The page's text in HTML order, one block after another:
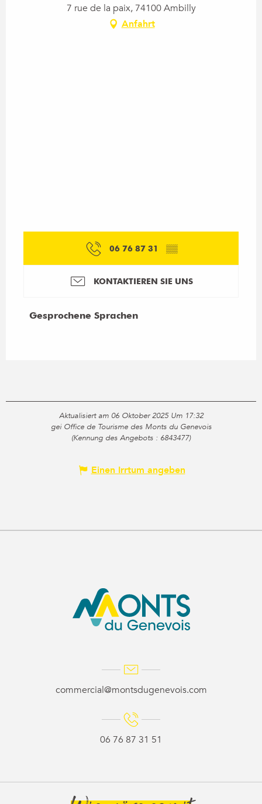
7 rue de la paix, 74100 Ambilly
Anfahrt
06 76 87 31 ▒▒
KONTAKTIEREN SIE UNS
Gesprochene Sprachen
Gesprochene Sprachen
Aktualisiert am 06 Oktober 2025 Um 17:32
gei Office de Tourisme des Monts du Genevois
(Kennung des Angebots : 6843477)
Einen Irrtum angeben
commercial@montsdugenevois.com
06 76 87 31 51